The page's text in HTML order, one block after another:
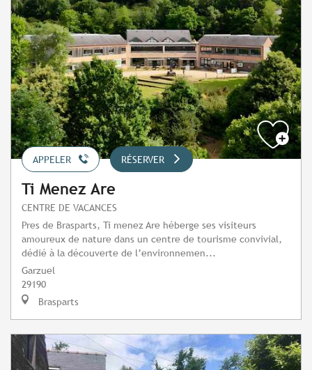
APPELER RÉSERVER
Ti Menez Are
CENTRE DE VACANCES
Pres de Brasparts, Ti menez Are héberge ses visiteurs
amoureux de nature dans un centre de tourisme convivial,
dédié à la découverte de l’environnemen...
Garzuel
29190
Brasparts